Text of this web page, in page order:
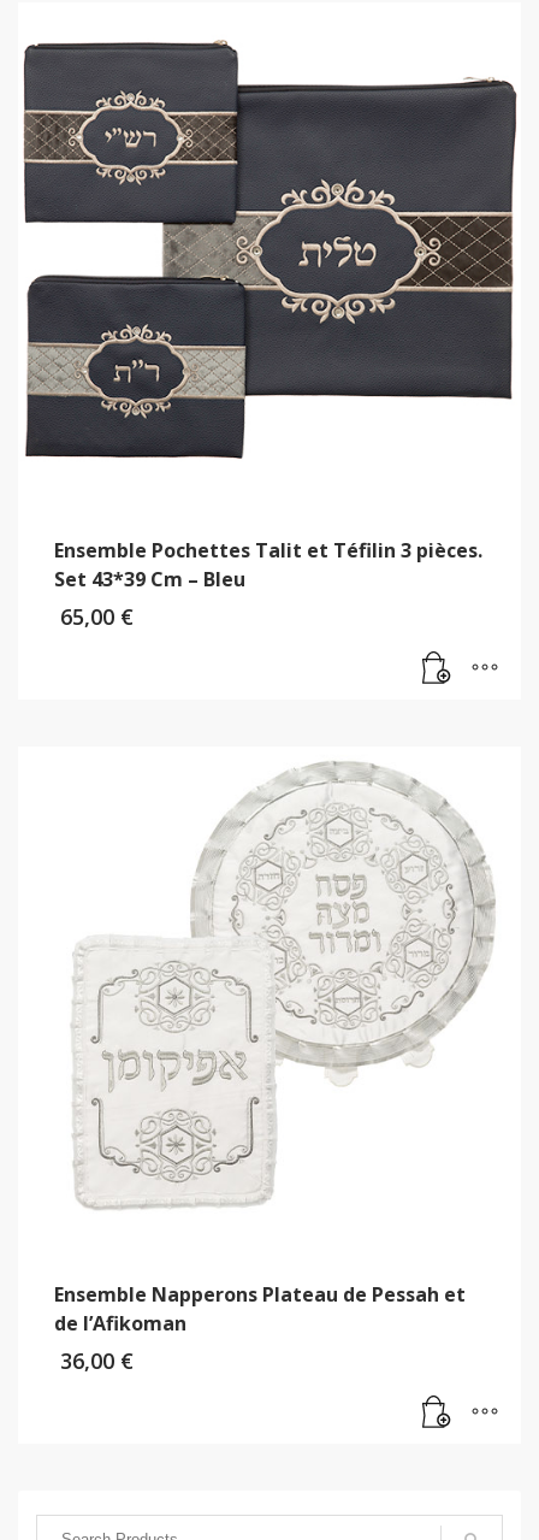
Ensemble Pochettes Talit et Téfilin 3 pièces.
Set 43*39 Cm – Bleu
65,00 €
Ensemble Napperons Plateau de Pessah et
de l’Afikoman
36,00 €